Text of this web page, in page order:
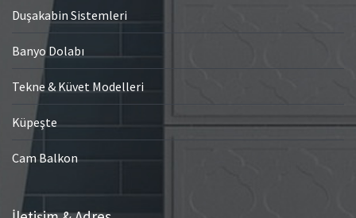
Duşakabin Sistemleri
Banyo Dolabı
Tekne & Küvet Modelleri
Küpeşte
Cam Balkon